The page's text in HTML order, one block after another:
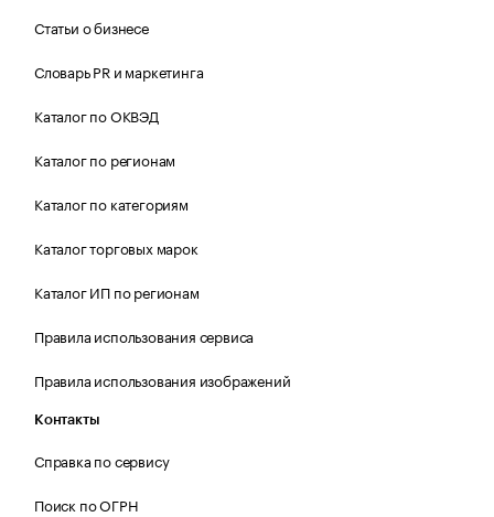
Статьи о бизнесе
Словарь PR и маркетинга
Каталог по ОКВЭД
Каталог по регионам
Каталог по категориям
Каталог торговых марок
Каталог ИП по регионам
Правила использования сервиса
Правила использования изображений
Контакты
Справка по сервису
Поиск по ОГРН